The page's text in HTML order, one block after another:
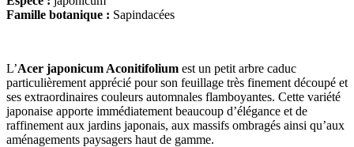
Famille botanique : Sapindacées
L’Acer japonicum Aconitifolium est un petit arbre caduc
particulièrement apprécié pour son feuillage très finement découpé et
ses extraordinaires couleurs automnales flamboyantes. Cette variété
japonaise apporte immédiatement beaucoup d’élégance et de
raffinement aux jardins japonais, aux massifs ombragés ainsi qu’aux
aménagements paysagers haut de gamme.